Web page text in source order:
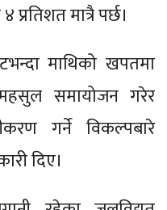
प्रतिशत मात्रै पर्छ।
माथिको खपतमा
समायोजन गरेर
गर्ने विकल्पबारे
दिए।